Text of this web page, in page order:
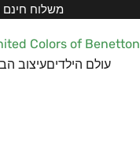
משלוח חינם בקניה מעל
Colors of Benetton
עולם הילדיםעיצוב